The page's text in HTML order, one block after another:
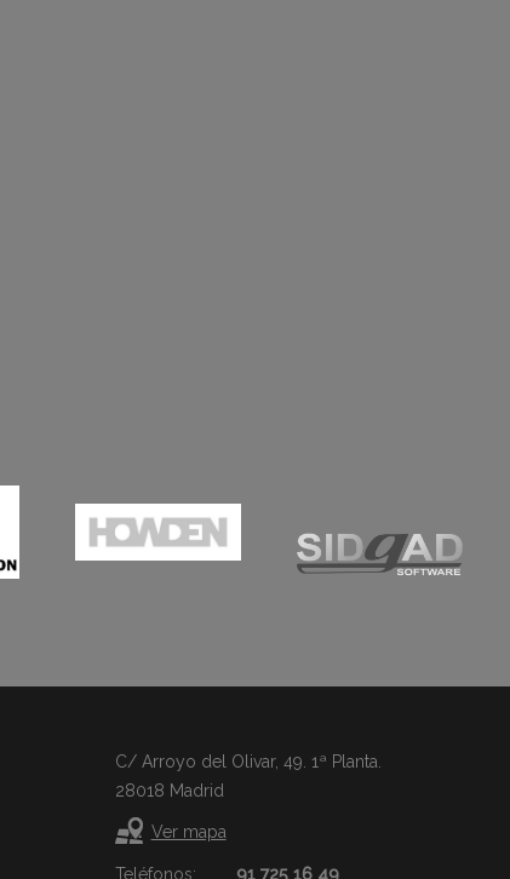
C/ Arroyo del Olivar, 49. 1ª Planta.
28018 Madrid
Ver mapa
Teléfonos:
91 725 16 49